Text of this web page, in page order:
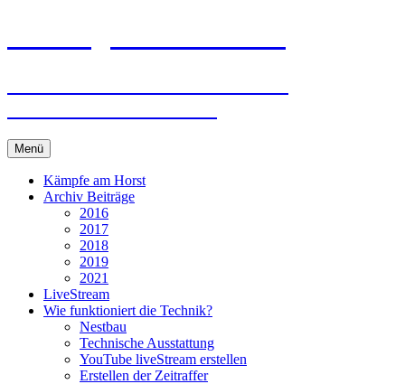
Menü
Kämpfe am Horst
Archiv Beiträge
2016
2017
2018
2019
2021
LiveStream
Wie funktioniert die Technik?
Nestbau
Technische Ausstattung
YouTube liveStream erstellen
Erstellen der Zeitraffer